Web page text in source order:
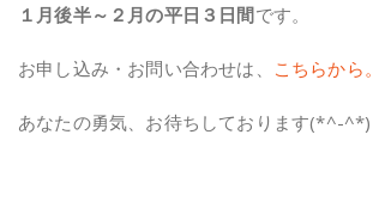
１月後半～２月の平日３日間です。
お申し込み・お問い合わせは、 こちらから。
あなたの勇気、お待ちしております(*^-^*)